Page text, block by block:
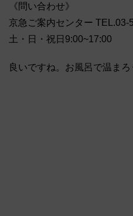
《問い合わせ》
京急ご案内センター
土・日・祝日9:00~17:00
良いですね。お風呂で温まろ